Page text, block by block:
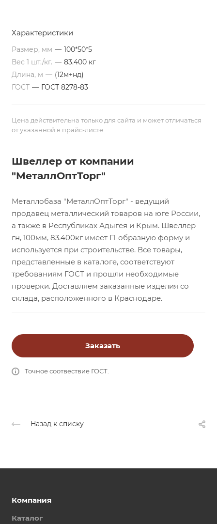
Характеристики
Размер, мм — 100*50*5
Вес 1 шт./кг. — 83.400 кг
Длина, м — (12м+нд)
ГОСТ — ГОСТ 8278-83
Цена действительна только для сайта и может отличаться
от указанной в прайс-листе
Швеллер от компании
"МеталлОптТорг"
Металлобаза "МеталлОптТорг" - ведущий
продавец металлический товаров на юге России,
а также в Республиках Адыгея и Крым. Швеллер
гн, 100мм, 83.400кг имеет П-образную форму и
используется при строительстве. Все товары,
представленные в каталоге, соответствуют
требованиям ГОСТ и прошли необходимые
проверки. Доставляем заказанные изделия со
склада, расположенного в Краснодаре.
Заказать
Точное соотвествие ГОСТ.
Назад к списку
Компания
Каталог